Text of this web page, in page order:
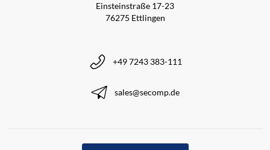
Einsteinstraße 17-23
76275 Ettlingen
+49 7243 383-111
sales@secomp.de